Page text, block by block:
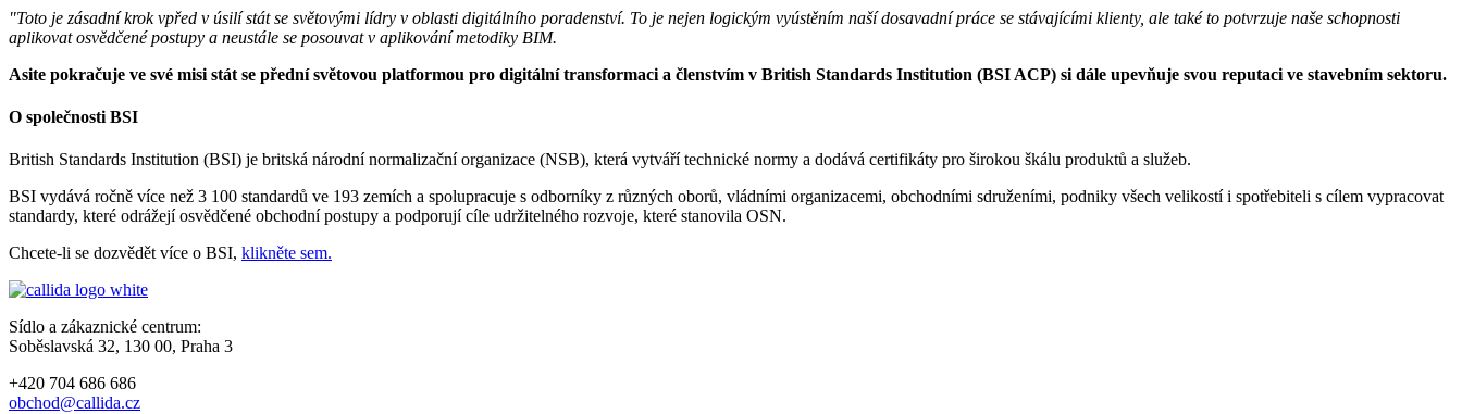
"Toto je zásadní krok vpřed v úsilí stát se světovými lídry v oblasti digitálního poradenství. To je nejen logickým vyústěním naší dosavadní práce se stávajícími klienty, ale také to potvrzuje naše schopnosti
aplikovat osvědčené postupy a neustále se posouvat v aplikování metodiky BIM.
Asite pokračuje ve své misi stát se přední světovou platformou pro digitální transformaci a členstvím v British Standards Institution (BSI ACP) si dále upevňuje svou reputaci ve stavebním sektoru.
O společnosti BSI
British Standards Institution (BSI) je britská národní normalizační organizace (NSB), která vytváří technické normy a dodává certifikáty pro širokou škálu produktů a služeb.
BSI vydává ročně více než 3 100 standardů ve 193 zemích a spolupracuje s odborníky z různých oborů, vládními organizacemi, obchodními sdruženími, podniky všech velikostí i spotřebiteli s cílem vypracovat
standardy, které odrážejí osvědčené obchodní postupy a podporují cíle udržitelného rozvoje, které stanovila OSN.
Chcete-li se dozvědět více o BSI, klikněte sem.
Sídlo a zákaznické centrum:
Soběslavská 32, 130 00, Praha 3
+420 704 686 686
obchod@callida.cz